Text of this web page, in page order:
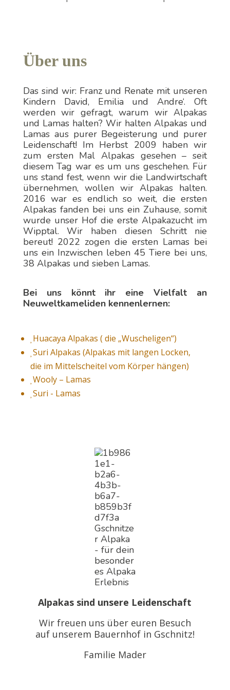
Über uns
Das sind wir: Franz und Renate mit unseren
Kindern David, Emilia und Andre‘. Oft
werden wir gefragt, warum wir Alpakas
und Lamas halten? Wir halten Alpakas und
Lamas aus purer Begeisterung und purer
Leidenschaft! Im Herbst 2009 haben wir
zum ersten Mal Alpakas gesehen – seit
diesem Tag war es um uns geschehen. Für
uns stand fest, wenn wir die Landwirtschaft
übernehmen, wollen wir Alpakas halten.
2016 war es endlich so weit, die ersten
Alpakas fanden bei uns ein Zuhause, somit
wurde unser Hof die erste Alpakazucht im
Wipptal. Wir haben diesen Schritt nie
bereut! 2022 zogen die ersten Lamas bei
uns ein Inzwischen leben 45 Tiere bei uns,
38 Alpakas und sieben Lamas.
Bei uns könnt ihr eine Vielfalt an
Neuweltkameliden kennenlernen:
Huacaya Alpakas ( die „Wuscheligen“)
Suri Alpakas (Alpakas mit langen Locken,
die im Mittelscheitel vom Körper hängen)
Wooly – Lamas
Suri - Lamas
Alpakas sind unsere Leidenschaft
Wir freuen uns über euren Besuch
auf unserem Bauernhof in Gschnitz!
Familie Mader